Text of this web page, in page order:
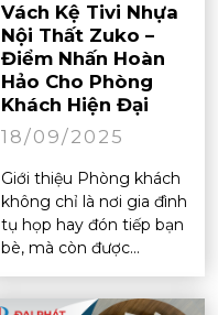
Vách Kệ Tivi Nhựa
Nội Thất Zuko –
Điểm Nhấn Hoàn
Hảo Cho Phòng
Khách Hiện Đại
18/09/2025
Giới thiệu Phòng khách
không chỉ là nơi gia đình
tụ họp hay đón tiếp bạn
bè, mà còn được...